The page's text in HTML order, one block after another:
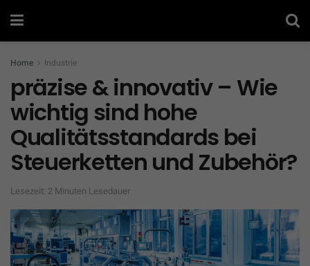
Home Industrie
präzise & innovativ – Wie
wichtig sind hohe
Qualitätsstandards bei
Steuerketten und Zubehör?
Lesezeit: 2 Minuten Lesedauer